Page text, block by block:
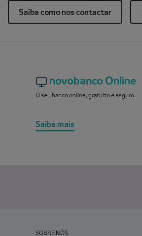
Saiba como nos contactar
novobanco Online
O seu banco online, gratuito e seguro.
Saiba mais
SOBRE NÓS